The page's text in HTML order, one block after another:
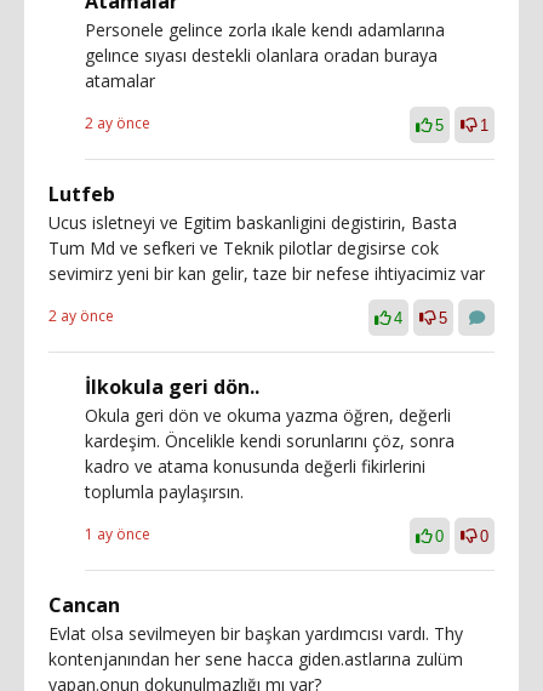
Personele gelince zorla ıkale kendı adamlarına
gelınce sıyası destekli olanlara oradan buraya
atamalar
2 ay önce 5 1
Lutfeb
Ucus isletneyi ve Egitim baskanligini degistirin, Basta
Tum Md ve sefkeri ve Teknik pilotlar degisirse cok
sevimirz yeni bir kan gelir, taze bir nefese ihtiyacimiz var
2 ay önce 4 5
İlkokula geri dön..
Okula geri dön ve okuma yazma öğren, değerli
kardeşim. Öncelikle kendi sorunlarını çöz, sonra
kadro ve atama konusunda değerli fikirlerini
toplumla paylaşırsın.
1 ay önce 0 0
Cancan
Evlat olsa sevilmeyen bir başkan yardımcısı vardı. Thy
kontenjanından her sene hacca giden.astlarına zulüm
yapan.onun dokunulmazlığı mı var?